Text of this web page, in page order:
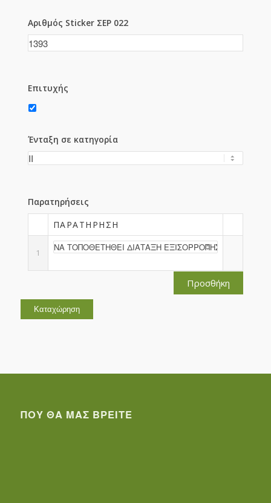
Αριθμός Sticker ΣΕΡ 022
Επιτυχής
Ένταξη σε κατηγορία
Παρατηρήσεις
ΠΑΡΑΤΉΡΗΣΗ
1
Προσθήκη
ΠΟΥ ΘΑ ΜΑΣ ΒΡΕΊΤΕ